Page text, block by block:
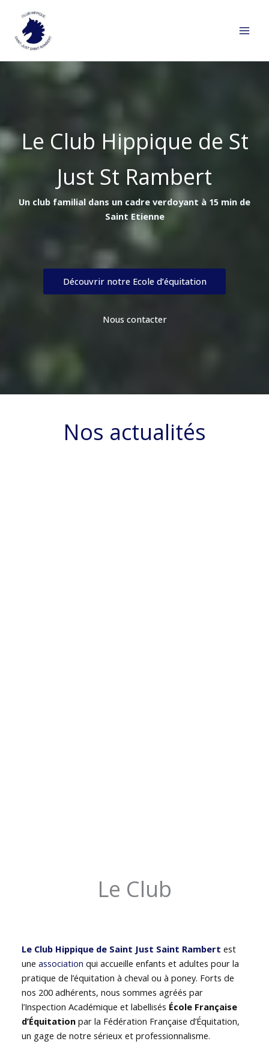
contenu
Le Club Hippique de St
Just St Rambert
Un club familial dans un cadre verdoyant à 15 min de
Saint Etienne
Découvrir notre Ecole d’équitation
Nous contacter
Nos actualités
Le Club
Le Club Hippique de Saint Just Saint Rambert est
uneassociation qui accueille enfants et adultes pour la
pratique de l’équitation à cheval ou à poney. Forts de
nos 200 adhérents, nous sommes agréés par
l’Inspection Académique et labellisés École Française
d’Équitation par la Fédération Française d’Équitation,
un gage de notre sérieux et professionnalisme.